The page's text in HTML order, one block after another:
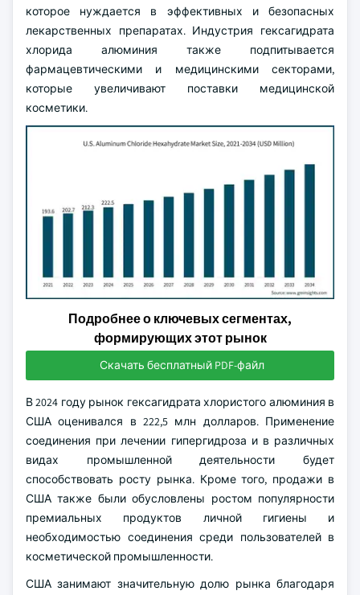
которое нуждается в эффективных и безопасных
лекарственных препаратах. Индустрия гексагидрата
хлорида алюминия также подпитывается
фармацевтическими и медицинскими секторами,
которые увеличивают поставки медицинской
косметики.
Подробнее о ключевых сегментах,
формирующих этот рынок
Скачать бесплатный PDF-файл
В 2024 году рынок гексагидрата хлористого алюминия в
США оценивался в 222,5 млн долларов. Применение
соединения при лечении гипергидроза и в различных
видах промышленной деятельности будет
способствовать росту рынка. Кроме того, продажи в
США также были обусловлены ростом популярности
премиальных продуктов личной гигиены и
необходимостью соединения среди пользователей в
косметической промышленности.
США занимают значительную долю рынка благодаря